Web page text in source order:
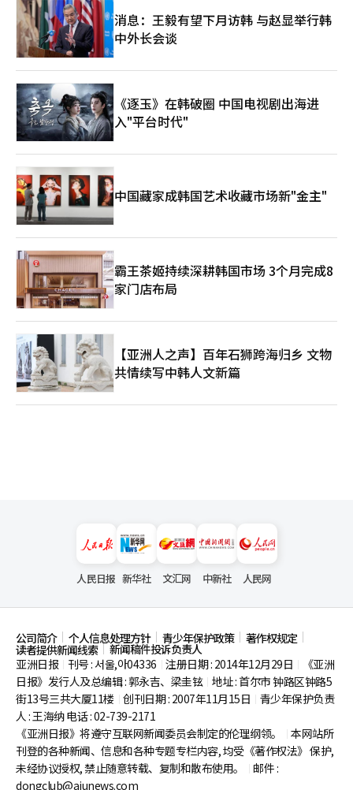
者》和《时间收集者》等。 朴代表在电话会议中强调：“一两款
标题的增长或减少并不是关键，而是要建立一个可预测的、持续增
长的商业模型。”这被解读为NC希望多元化其以往依赖特定大型
MMORPG的业绩结构的宣言。 此次业绩显示，NC在去年进行的体
质改善和成本效率提升后，已进入反弹阶段。《艾尔之战2》和
《天堂经典》的双双热销使得PC游戏销售额创下历史最高，而移
动休闲的收购效应也开始反映在合并业绩中。 然而，持续增长的
可能性仍处于验证阶段。《天堂经典》的初期热销是否能转化为长
期销售，《艾尔之战2》的全球发布是否能吸引海外用户，以及移
动休闲业务能否实现稳定的利润率，都是关键因素。随着大型新作
的发布增多，营销费用和开发费用也可能增加，因此收益管理也显
得尤为重要。 NC今年的业绩展望依赖于现有IP的长期热销、新作
发布的时间表和全球扩展的成果。仅从第一季度的表现来看，实现
2.5万亿韩元的销售目标的可能性提高，但要实现NC所强调的“可
预测的持续增长模型”，还需在多个领域和地区证明可重复的热销
公式。 朴炳武共同代表表示：“到2030年，我们将推出20余款新
标题和移动休闲增长战略，目标是实现2030年销售5万亿韩元，正
在顺利推进。”并表示：“我们将建立一个可预测的、持续增长的
商业模型。”※ 本报道经人工智能（AI）系统翻译与编辑。
消息：王毅有望下月访韩 与赵显举行韩
中外长会谈
《逐玉》在韩破圈 中国电视剧出海进
入"平台时代"
中国藏家成韩国艺术收藏市场新"金主"
霸王茶姬持续深耕韩国市场 3个月完成8
家门店布局
【亚洲人之声】百年石狮跨海归乡 文物
共情续写中韩人文新篇
人民日报 新华社 文汇网 中新社 人民网
公司简介 个人信息处理方针 青少年保护政策 著作权规定
读者提供新闻线索
新闻稿件投诉负责人
亚洲日报
刊号 : 서울,아04336 注册日期 : 2014年12月29日
《亚洲
日报》发行人及总编辑 : 郭永吉、梁圭铉 地址 : 首尔市钟路区钟路5
街13号三共大厦11楼 创刊日期 : 2007年11月15日
青少年保护负责
人 : 王海纳 电话 : 02-739-2171
《亚洲日报》将遵守互联网新闻委员会制定的伦理纲领。
本网站所
刊登的各种新闻、信息和各种专题专栏内容, 均受《著作权法》 保护,
未经协议授权, 禁止随意转载、复制和散布使用。
邮件 :
dongclub@ajunews.com